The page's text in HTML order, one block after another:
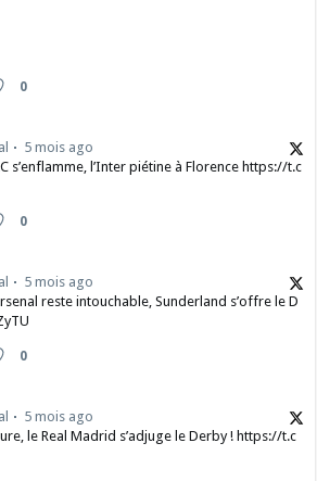
0
5 mois ago
s’enflamme, l’Inter piétine à Florence https://t.c
0
5 mois ago
reste intouchable, Sunderland s’offre le D
0
5 mois ago
le Real Madrid s’adjuge le Derby ! https://t.c